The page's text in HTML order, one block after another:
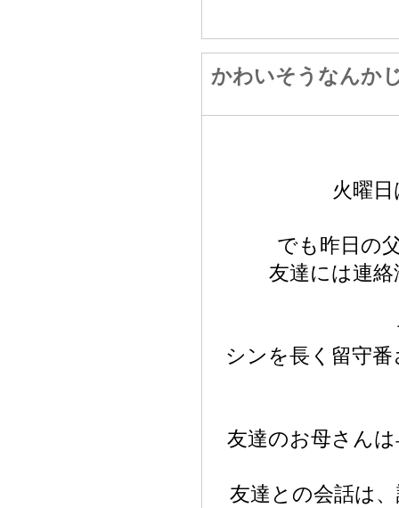
かわいそうなんか
火曜
でも昨日の
友達には連
シンを長く留守
友達のお母さん
友達との会話は